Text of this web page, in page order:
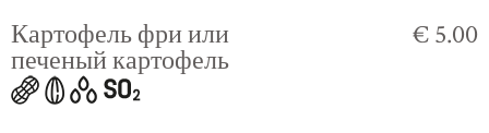
Картофель фри или
печеный картофель
€ 5.00